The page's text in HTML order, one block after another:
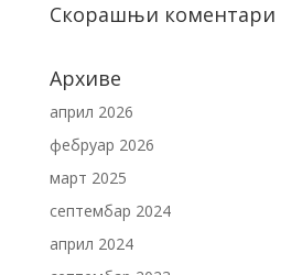
Скорашњи коментари
Архиве
април 2026
фебруар 2026
март 2025
септембар 2024
април 2024